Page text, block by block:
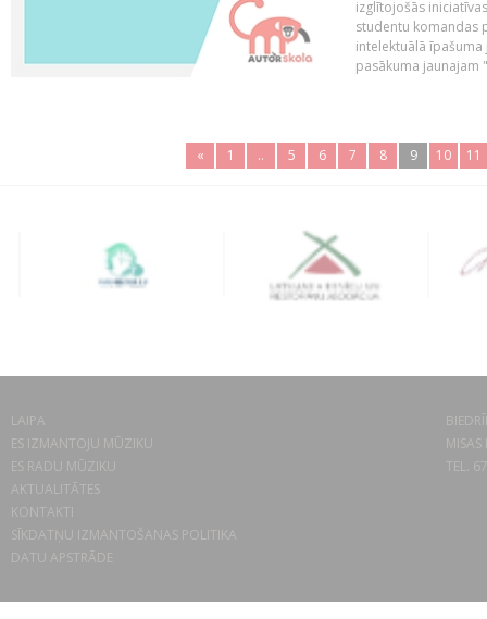
izglītojošās
studentu komandas
intelektuālā
pasākuma jaunajam
« 1 .. 5 6 7 8 9 10 11
LAIPA
ES IZMANTOJU MŪZIKU
ES RADU MŪZIKU
AKTUALITĀTES
KONTAKTI
SĪKDATŅU IZMANTOŠANAS POLITIKA
DATU APSTRĀDE
TEL.